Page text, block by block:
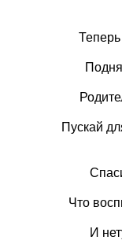
Пускай
Что
И